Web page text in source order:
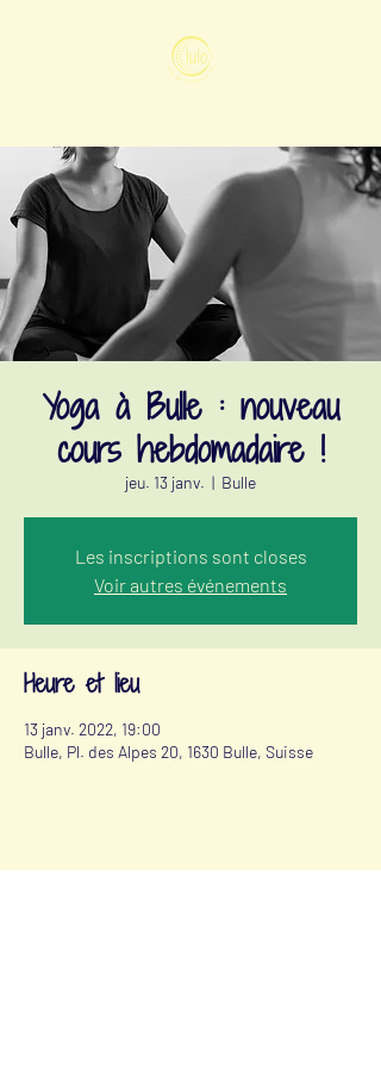
Yoga à Bulle : nouveau
cours hebdomadaire !
jeu. 13 janv.
  |
Bulle
Les inscriptions sont closes
Voir autres événements
Heure et lieu
13 janv. 2022, 19:00
Bulle, Pl. des Alpes 20, 1630 Bulle, Suisse